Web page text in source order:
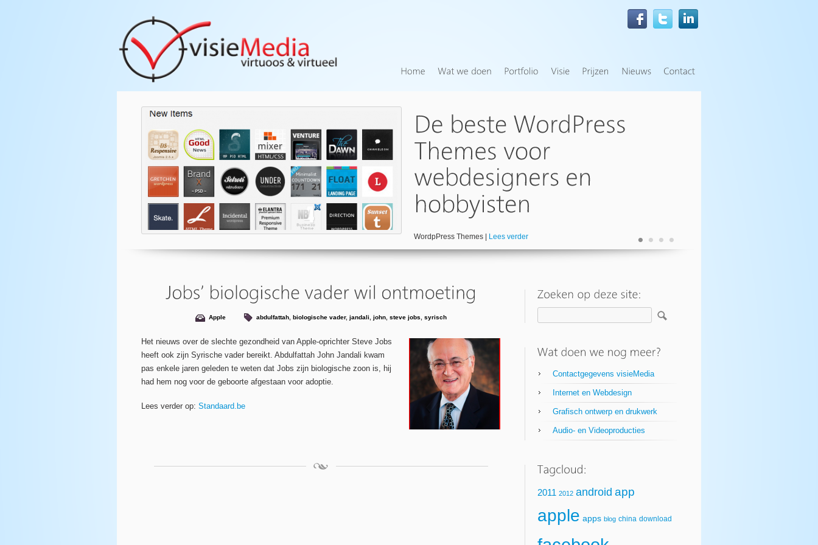
WordpPress Themes | Lees verder • • • •
Apple abdulfattah biologische vader, jandali john steve jobs syrisch
Het nieuws over de slechte gezondheid van Apple-oprichter Steve Jobs
heeft ook zijn Syrische vader bereikt. Abdulfattah John Jandali kwam
pas enkele jaren geleden te weten dat Jobs zijn biologische zoon is, hij
had hem nog voor de geboorte afgestaan voor adoptie.
Lees verder op: Standaard.be
Contactgegevens visieMedia
Internet en Webdesign
Grafisch ontwerp en drukwerk
Audio- en Videoproducties
2011 2012 android app
apple apps blog china download